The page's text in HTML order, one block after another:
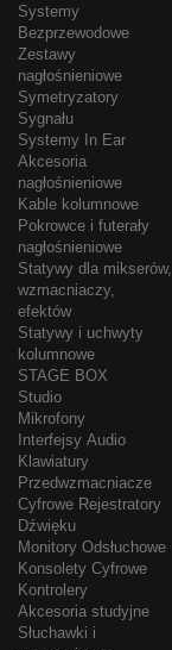
Systemy
Bezprzewodowe
Zestawy
nagłośnieniowe
Symetryzatory
Sygnału
Systemy In Ear
Akcesoria
nagłośnieniowe
Kable kolumnowe
Pokrowce i futerały
nagłośnieniowe
Statywy dla mikserów,
wzmacniaczy,
efektów
Statywy i uchwyty
kolumnowe
STAGE BOX
Studio
Mikrofony
Interfejsy Audio
Klawiatury
Przedwzmacniacze
Cyfrowe Rejestratory
Dźwięku
Monitory Odsłuchowe
Konsolety Cyfrowe
Kontrolery
Akcesoria studyjne
Słuchawki i